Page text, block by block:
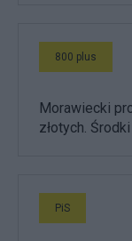
800 plus
Morawiecki
złotych.
PiS